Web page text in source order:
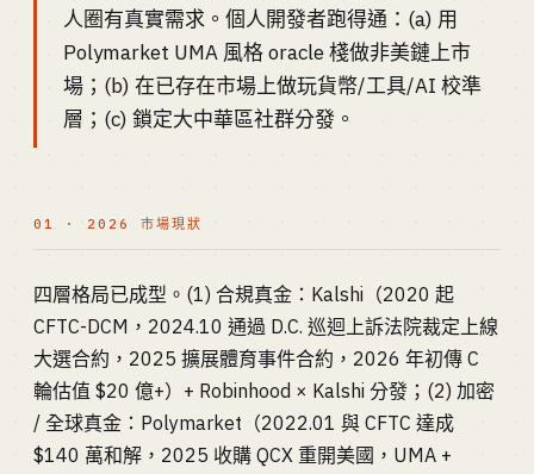
人圈有真實需求。個人開發者跑得通：(a) 用
Polymarket UMA 風格 oracle 棧做非美鏈上市
場；(b) 在已存在市場上做玩貨幣/工具/AI 校準
層；(c) 鎖定大中華區社群分發。
01 · 2026 市場現狀
四層格局已成型。(1) 合規真金：Kalshi（2020 起
CFTC-DCM，2024.10 通過 D.C. 巡迴上訴法院裁定上線
大選合約，2025 擴展體育事件合約，2026 年初傳 C
輪估值 $20 億+）+ Robinhood × Kalshi 分發；(2) 加密
/ 全球真金：Polymarket（2022.01 與 CFTC 達成
$140 萬和解，2025 收購 QCX 重開美國，UMA +